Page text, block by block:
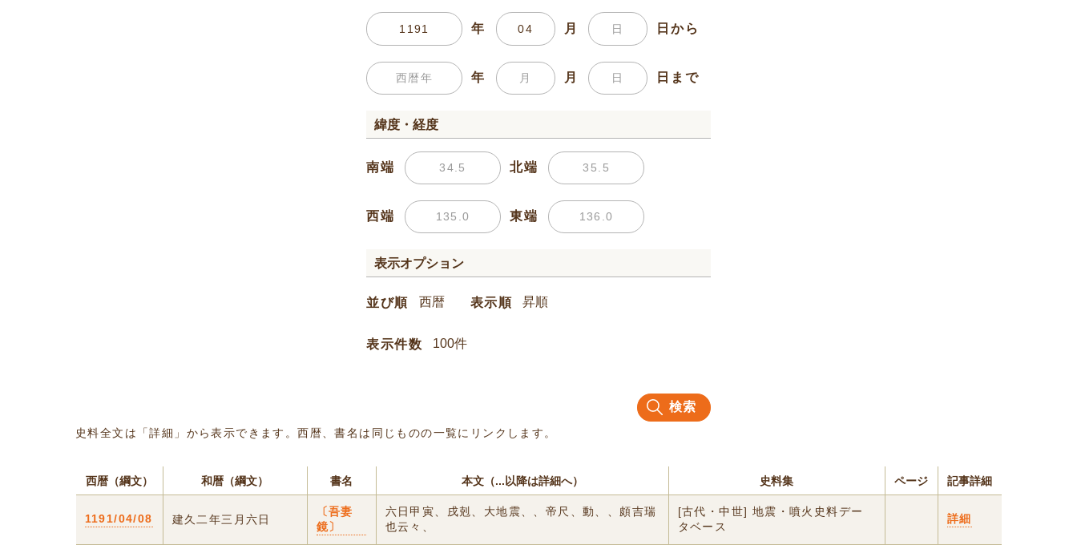
年 月 日から
年 月 日まで
緯度・経度
南端 北端
西端 東端
表示オプション
並び順 表示順
表示件数
検索
史料全文は「詳細」から表示できます。西暦、書名は同じものの一覧にリンクします。
西暦（綱文） 和暦（綱文） 書名 本文（...以降は詳細へ） 史料集 ページ 記事詳細
1191/04/08 建久二年三月六日
〔吾妻
鏡〕
六日甲寅、戌剋、大地震、、帝尺、動、、頗吉瑞
也云々、
[古代・中世] 地震・噴火史料デー
タベース
詳細